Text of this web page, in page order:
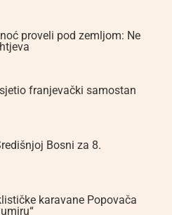
proveli pod zemljom: Ne
franjevački samostan
Bosni za 8.
karavane Popovača